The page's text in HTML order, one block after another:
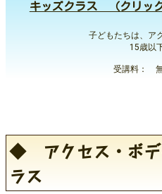
キッズクラス （クリック
子どもたちは、ア
15歳以
受講料：
◆ アクセス・ボデ
ラス